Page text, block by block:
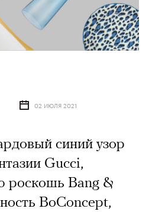
02 ИЮЛЯ 2021
синий узор
Gucci,
роскошь Bang &
BoConcept,